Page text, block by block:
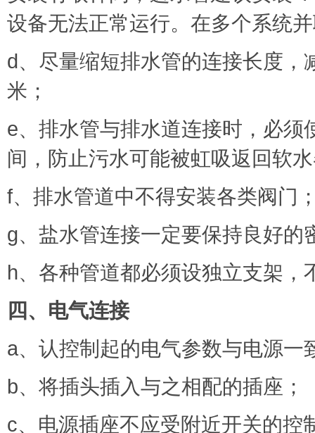
设备无法正常运行。在多个系统
d、尽量缩短排水管的连接长度
米；
e、排水管与排水道连接时，必
间，防止污水可能被虹吸返回软
f、排水管道中不得安装各类阀门
g、盐水管连接一定要保持良好
h、各种管道都必须设独立支架
四、电气连接
a、认控制起的电气参数与电源一
b、将插头插入与之相配的插座；
c、电源插座不应受附近开关的控